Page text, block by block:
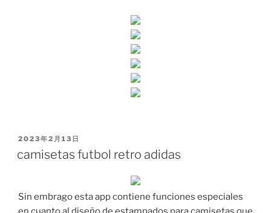
PUBLICADO
2023年2月13日
camisetas futbol retro adidas
Sin embrago esta app contiene funciones especiales